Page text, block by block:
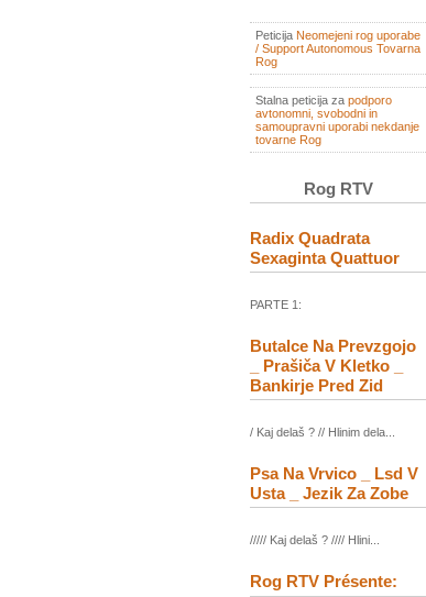
Peticija Neomejeni rog uporabe
/ Support Autonomous Tovarna
Rog
Stalna peticija za podporo
avtonomni, svobodni in
samoupravni uporabi nekdanje
tovarne Rog
Rog RTV
Radix Quadrata
Sexaginta Quattuor
PARTE 1:
Butalce Na Prevzgojo
_ Prašiča V Kletko _
Bankirje Pred Zid
/ Kaj delaš ? // Hlinim dela...
Psa Na Vrvico _ Lsd V
Usta _ Jezik Za Zobe
///// Kaj delaš ? //// Hlini...
Rog RTV Présente: